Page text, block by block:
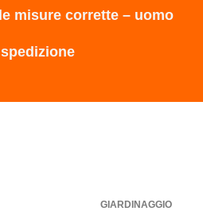
misure corrette – uomo
GIARDINAGGIO